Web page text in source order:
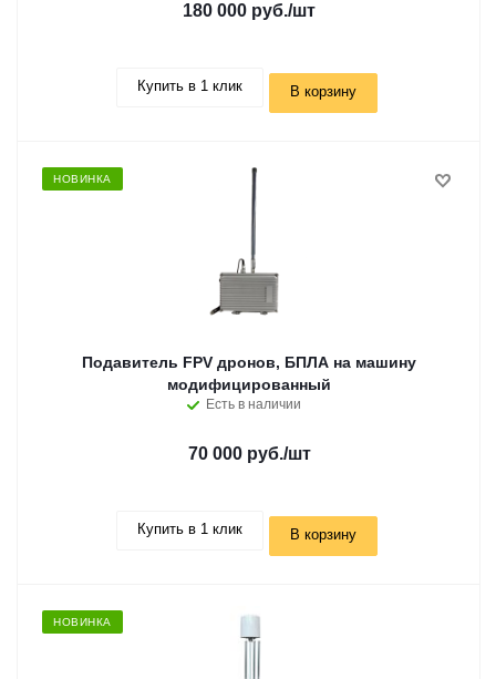
180 000 руб./шт
Купить в 1 клик В корзину
НОВИНКА
Подавитель FPV дронов, БПЛА на машину
модифицированный
Есть в наличии
70 000 руб./шт
Купить в 1 клик В корзину
НОВИНКА